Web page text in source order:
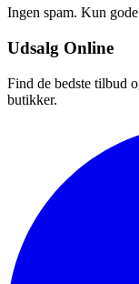
Ingen spam. Kun
Udsalg Online
Find de bedste tilbud
butikker.